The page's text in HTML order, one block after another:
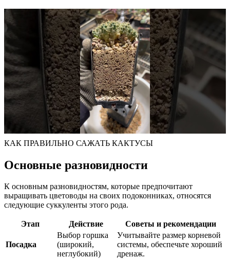
КАК ПРАВИЛЬНО САЖАТЬ КАКТУСЫ
Основные разновидности
К основным разновидностям, которые предпочитают
выращивать цветоводы на своих подоконниках, относятся
следующие суккуленты этого рода.
Этап Действие Советы и рекомендации
Посадка
Выбор горшка
(широкий,
неглубокий)
Учитывайте размер корневой
системы, обеспечьте хороший
дренаж.